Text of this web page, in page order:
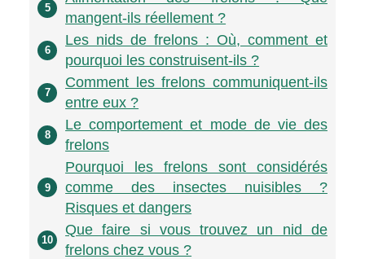
5
mangent-ils réellement ?
6
Les nids de frelons : Où, comment et
pourquoi les construisent-ils ?
7
Comment les frelons communiquent-ils
entre eux ?
8
Le comportement et mode de vie des
frelons
9
Pourquoi les frelons sont considérés
comme des insectes nuisibles ?
Risques et dangers
10
Que faire si vous trouvez un nid de
frelons chez vous ?